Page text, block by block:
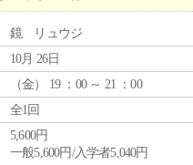
鏡 リュウジ
10月 26日
（金） 19 ：00 ～ 21 ：00
全1回
5,600円
一般5,600円/入学者5,040円